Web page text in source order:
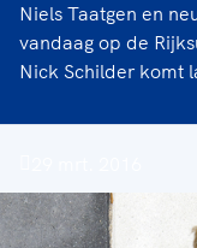
Niels Taatgen en
vandaag op de
Nick Schilder komt